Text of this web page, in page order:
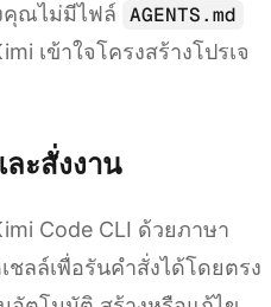
คุณไม่มีไฟล์ AGENTS.md
เข้าใจโครงสร้างโปรเจ
ะสั่งงาน
Code CLI ด้วยภาษา
ลล์เพื่อรันคำสั่งได้โดยตรง